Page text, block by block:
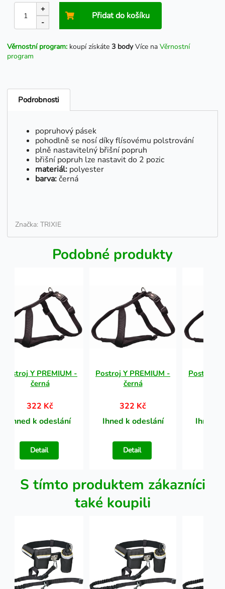
+
-
Přidat do košíku
Věrnostní program: koupí získáte 3 bodyVíce na Věrnostní
program
Podrobnosti
popruhový pásek
pohodlně se nosí díky flísovému polstrování
plně nastavitelný břišní popruh
břišní popruh lze nastavit do 2 pozic
materiál: polyester
barva:černá
Značka: TRIXIE
Podobné produkty
Postroj Y PREMIUM -
černá
322 Kč
Ihned k odeslání
Detail
Postroj Y PREMIUM -
černá
322 Kč
Ihned k odeslání
Detail
Postroj Y
Ihned
S tímto produktem zákazníci
také koupili